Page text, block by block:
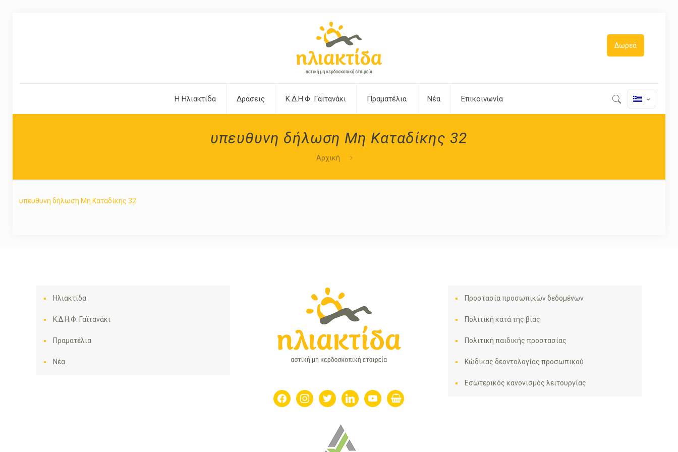
Η Ηλιακτίδα Δράσεις Κ.Δ.Η.Φ. Γαϊτανάκι Πραματέλια Νέα Επικοινωνία
Δωρεά
υπευθυνη δήλωση Μη Καταδίκης 32
Αρχική
υπευθυνη δήλωση Μη Καταδίκης 32
Ηλιακτίδα
Κ.Δ.Η.Φ. Γαϊτανάκι
Πραματέλια
Νέα
facebookinstagram
twitter linkedinyoutubeshopping-
basket
Προστασία προσωπικών δεδομένων
Πολιτική κατά της βίας
Πολιτική παιδικής προστασίας
Κώδικας δεοντολογίας προσωπικού
Εσωτερικός κανονισμός λειτουργίας